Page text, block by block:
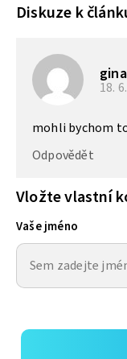
Diskuze k
gina
18.
mohli bychom
Odpovědět
Vložte vlastní
Vaše jméno